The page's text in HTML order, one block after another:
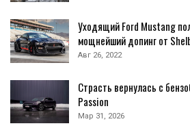
Уходящий Ford Mustang
мощнейший допинг от
Авг 26, 2022
Страсть вернулась с
Passion
Мар 31, 2026